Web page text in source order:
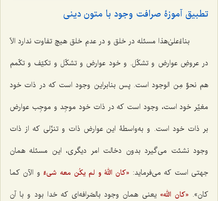
تطبیق آموزۀ صرافت وجود با متون دینی
بناءًعلی‌ٰهذا مسئله در خلق و در عدم خلق هیچ تفاوت ندارد الاّ
در عروضِ عوارض و تشکّل. و خود عوارض و تشکّل و تکیّف و تکّمم
هم نحوٌ مِن الوجوداست. پس بنابراین وجود است که در ذات خود
مغیِّر خود است، وجود است که در ذات خود موجِد و موجِب عوارض
بر ذات خود است. و به‌واسطۀ این عوارض ذات و تنزّلی که از ذات
وجود نشئت می‌گیرد بدون دخالت امر دیگری، این مسئله همان
جهتی است که می‌فرماید: «کان اللهُ و لم یکُن معه شیءٌ و الآن کما
کان». «کان الله» یعنی همان وجود بالصّرافه‌ای که خدا بود و با آن